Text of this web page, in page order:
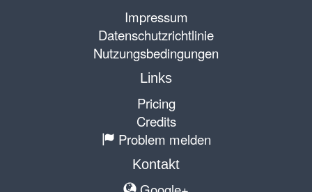
Impressum
Datenschutzrichtlinie
Nutzungsbedingungen
Links
Pricing
Credits
Problem melden
Kontakt